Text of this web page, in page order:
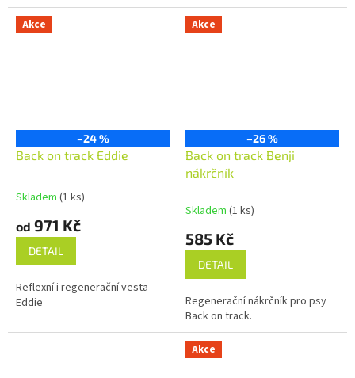
Akce
–24 %
Back on track Eddie
Průměrné
produktu
5,0
5
hvězdiček.
Skladem (1 ks)
od 971 Kč
DETAIL
Reflexní i regenerační vesta
Eddie
Akce
–26 %
Back on track Benji
nákrčník
Skladem (1 ks)
585 Kč
DETAIL
Regenerační nákrčník pro psy
Back on track.
Akce